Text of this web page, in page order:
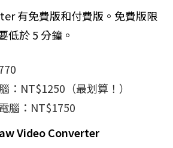
有免費版和付費版。免費版限
低於 5 分鐘。
： NT$1250（最划算！）
腦： NT$1750
Video Converter